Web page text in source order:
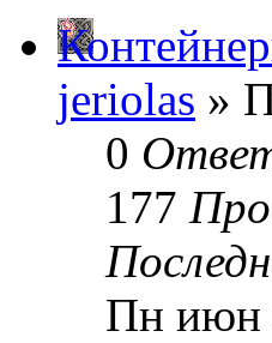
jeriolas »
0
177
Пн июн